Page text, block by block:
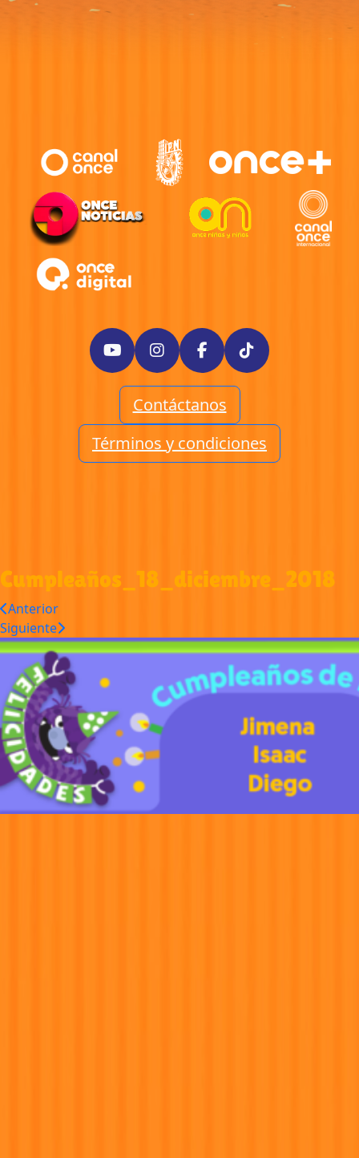
Contáctanos
Términos y condiciones
Cumpleaños_18_diciembre_2018
Anterior
Siguiente